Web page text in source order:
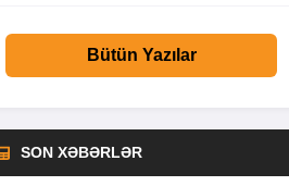
Bütün Yazılar
SON XƏBƏRLƏR